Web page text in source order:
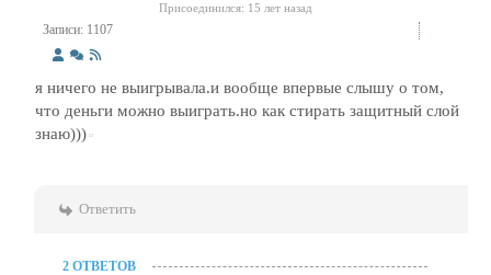
Записи: 1107
Присоединился: 15 лет назад
я ничего не выигрывала.и вообще впервые слышу о том,
что деньги можно выиграть.но как стирать защитный слой
знаю)))
Ответить
2 ОТВЕТОВ